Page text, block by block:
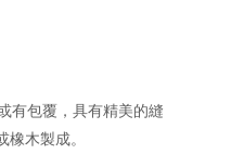
有包覆，具有精美的縫
木製成。